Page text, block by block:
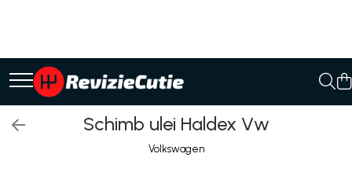
Ulei cutie automata
Filtre cutii automate
Schimb ulei Haldex Vw
Volkswagen